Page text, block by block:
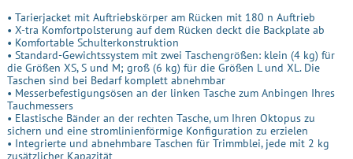
• Tarierjacket mit Auftriebskörper am Rücken mit 180 n Auftrieb
• X-tra Komfortpolsterung auf dem Rücken deckt die Backplate ab
• Komfortable Schulterkonstruktion
• Standard-Gewichtssystem mit zwei Taschengrößen: klein (4 kg) für
die Größen XS, S und M; groß (6 kg) für die Größen L und XL. Die
Taschen sind bei Bedarf komplett abnehmbar
• Messerbefestigungsösen an der linken Tasche zum Anbingen Ihres
Tauchmessers
• Elastische Bänder an der rechten Tasche, um Ihren Oktopus zu
sichern und eine stromlinienförmige Konfiguration zu erzielen
• Integrierte und abnehmbare Taschen für Trimmblei, jede mit 2 kg
zusätzlicher Kapazität